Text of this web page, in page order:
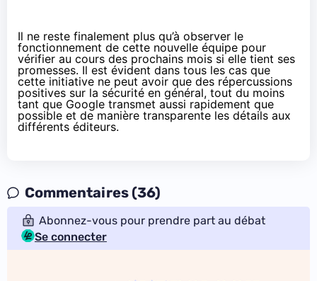
Il ne reste finalement plus qu’à observer le
fonctionnement de cette nouvelle équipe pour
vérifier au cours des prochains mois si elle tient ses
promesses. Il est évident dans tous les cas que
cette initiative ne peut avoir que des répercussions
positives sur la sécurité en général, tout du moins
tant que Google transmet aussi rapidement que
possible et de manière transparente les détails aux
différents éditeurs.
Commentaires (36)
Abonnez-vous pour prendre part au débat
Se connecter